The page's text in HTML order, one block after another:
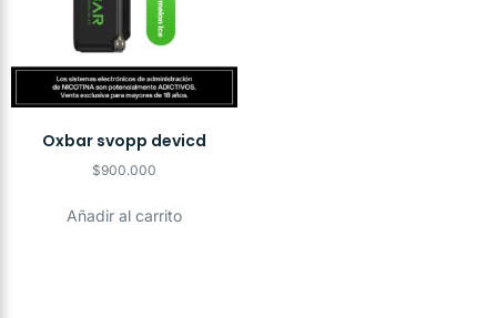
Oxbar svopp devicd
$900.000
Añadir al carrito